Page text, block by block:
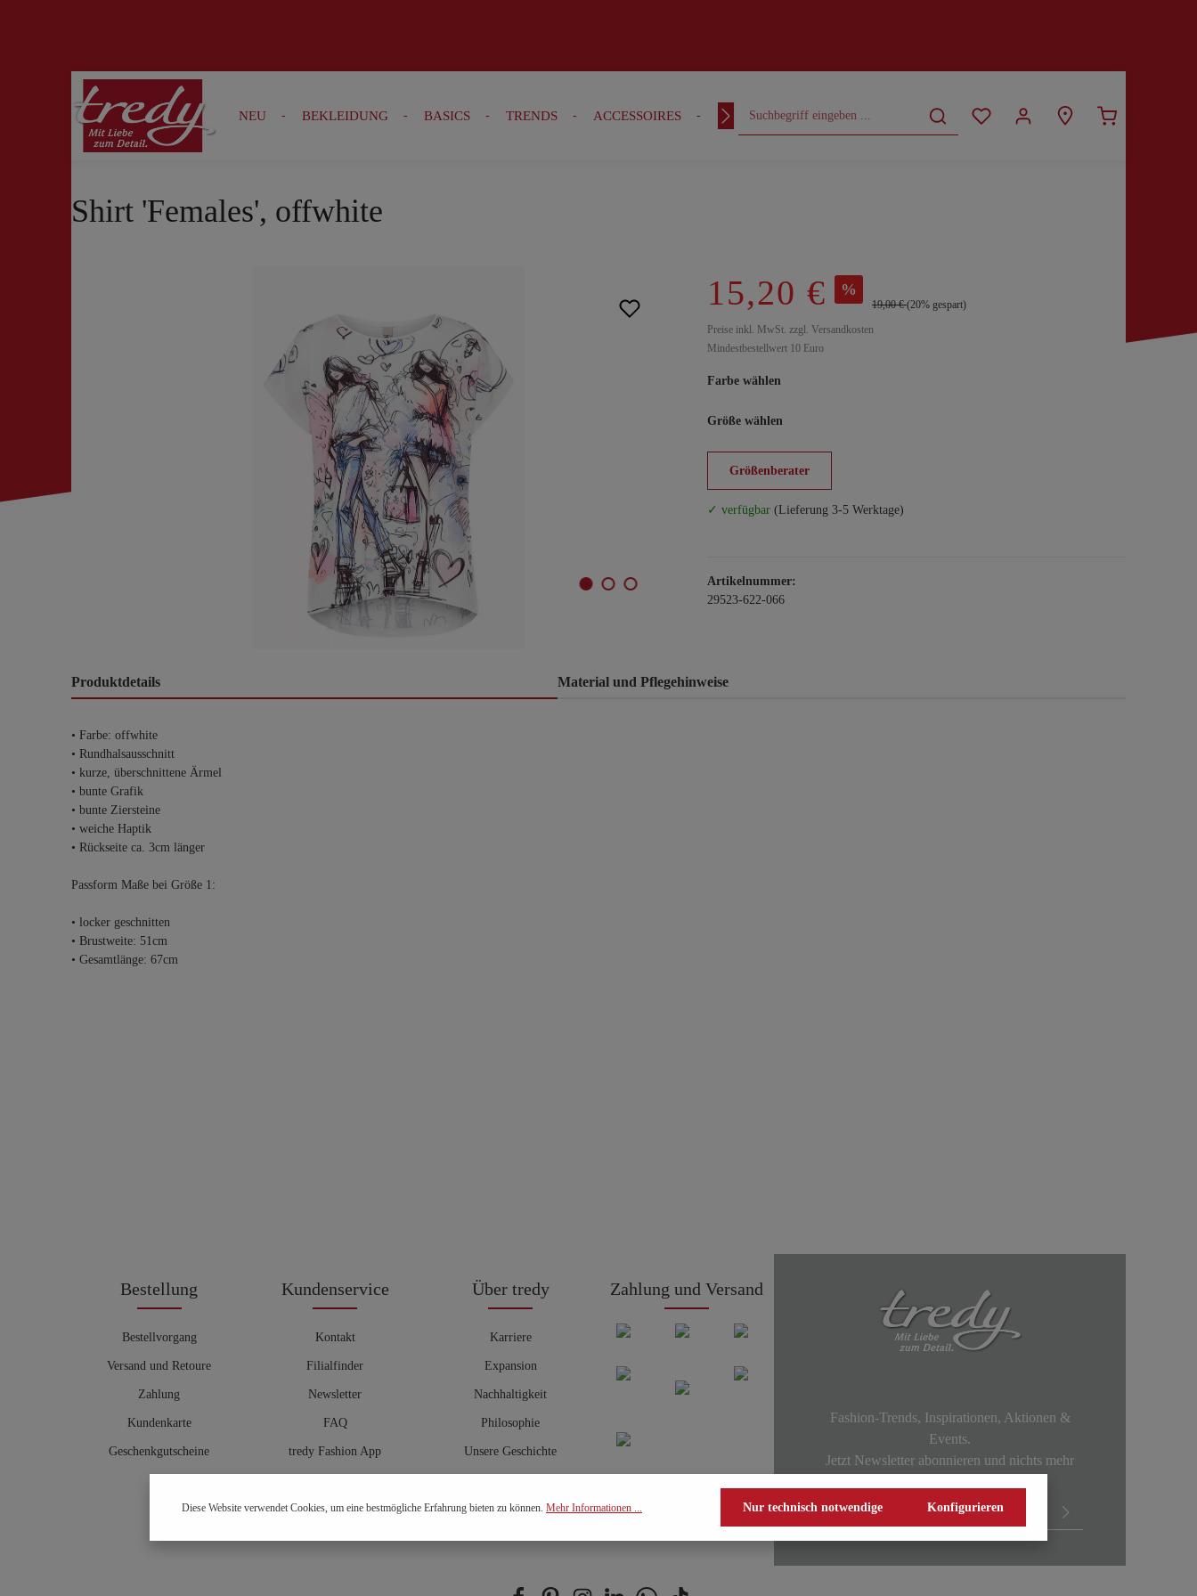
Zur Suche springen Zur Hauptnavigation springen
NEU BEKLEIDUNG BASICS TRENDS ACCESSOIRES OUTFITS CURVY
Shirt 'Females', offwhite
15,20 € %
19,00 €(20% gespart)
Preise inkl. MwSt. zzgl. Versandkosten
Mindestbestellwert 10 Euro
Farbe wählen
Größe wählen
Größenberater
✓ verfügbar (Lieferung 3-5 Werktage)
Artikelnummer:
29523-622-066
Produktdetails Material und Pflegehinweise
• Farbe: offwhite
• Rundhalsausschnitt
• kurze, überschnittene Ärmel
• bunte Grafik
• bunte Ziersteine
• weiche Haptik
• Rückseite ca. 3cm länger
Passform Maße bei Größe 1:
• locker geschnitten
• Brustweite: 51cm
• Gesamtlänge: 67cm
Bestellung
Bestellvorgang
Versand und Retoure
Zahlung
Kundenkarte
Geschenkgutscheine
Kundenservice
Kontakt
Filialfinder
Newsletter
FAQ
tredy Fashion App
Hosenberater
Über tredy
Karriere
Expansion
Nachhaltigkeit
Philosophie
Unsere Geschichte
Zahlung und Versand
Fashion-Trends, Inspirationen, Aktionen &
Events.
Jetzt Newsletter abonnieren und nichts mehr
Diese Website verwendet Cookies, um eine bestmögliche Erfahrung bieten zu können. Mehr Informationen ... Nur technisch notwendige Konfigurieren